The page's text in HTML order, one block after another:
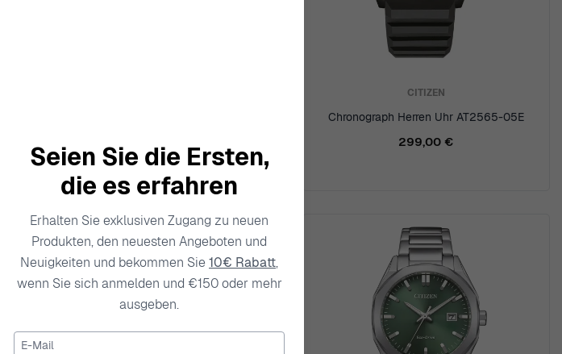
CITIZEN
Chronograph Herren Uhr AT2565-05E
299,00 €
Seien Sie die Ersten,
die es erfahren
Erhalten Sie exklusiven Zugang zu neuen
Produkten, den neuesten Angeboten und
Neuigkeiten und bekommen Sie10€ Rabatt,
wenn Sie sich anmelden und €150 oder mehr
ausgeben.
E-Mail